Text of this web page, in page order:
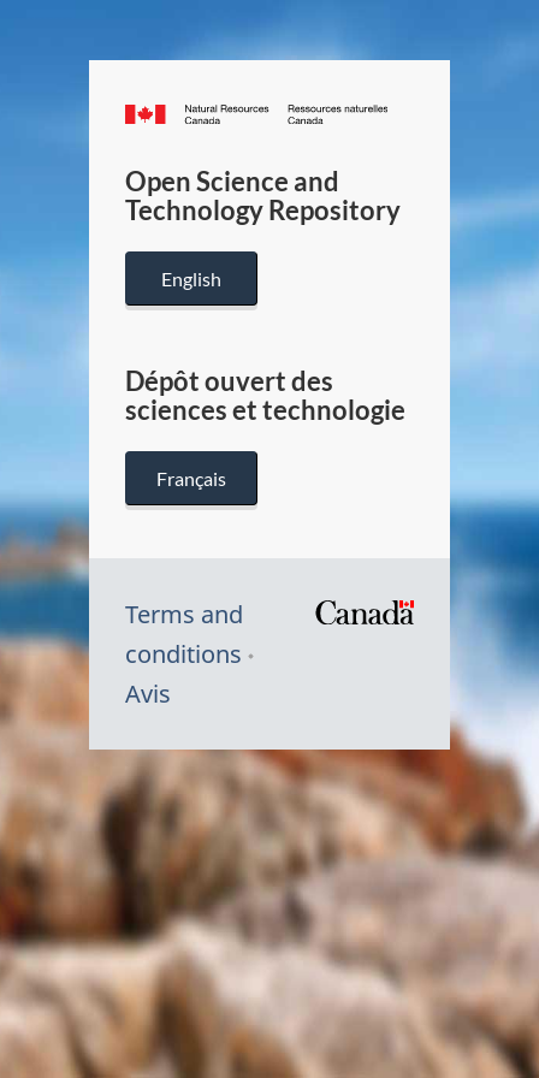
Canada.ca
/
Canada
Open Science and
Technology Repository
English
Dépôt ouvert des
sciences et technologie
Français
Terms and
conditions
Avis
Symbole
du
Canada